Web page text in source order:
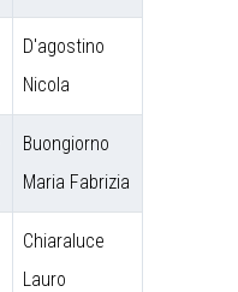
D'agostino
Nicola
Buongiorno
Maria Fabrizia
Chiaraluce
Lauro